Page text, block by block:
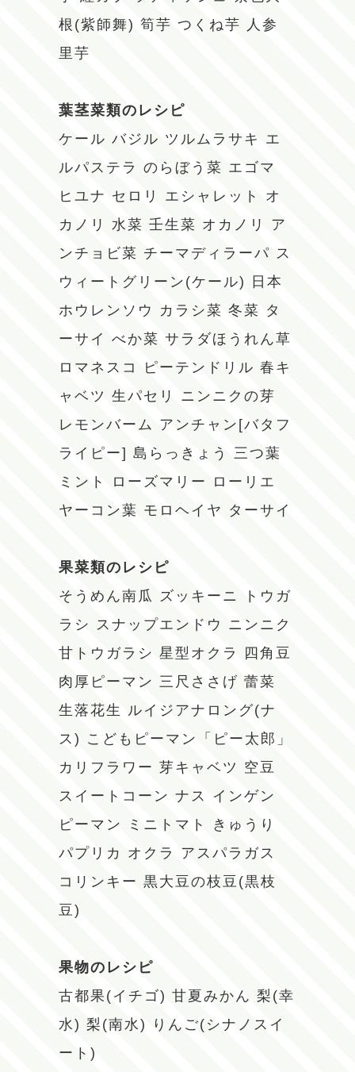
根(紫師舞) 筍芋 つくね芋
人参
里芋
葉茎菜類のレシピ
ケール バジル ツルムラサキ エ
ルパステラ のらぼう菜 エゴマ
ヒユナ セロリ エシャレット
オ
カノリ
水菜 壬生菜 オカノリ
ア
ンチョビ菜 チーマディラーパ ス
ウィートグリーン(ケール)
日本
ホウレンソウ
カラシ菜 冬菜 タ
ーサイ べか菜 サラダほうれん草
ロマネスコ
ピーテンドリル 春キ
ャベツ 生パセリ
ニンニクの芽
レモンバーム アンチャン[バタフ
ライピー] 島らっきょう
三つ葉
ミント
ローズマリー
ローリエ
ヤーコン葉 モロヘイヤ ターサイ
果菜類のレシピ
そうめん南瓜
ズッキーニ
トウガ
ラシ
スナップエンドウ ニンニク
甘トウガラシ 星型オクラ
四角豆
肉厚ピーマン 三尺ささげ 蕾菜
生落花生
ルイジアナロング(ナ
ス) こどもピーマン「ピー太郎」
カリフラワー 芽キャベツ 空豆
スイートコーン ナス
インゲン
ピーマン
ミニトマト
きゅうり
パプリカ オクラ
アスパラガス
コリンキー 黒大豆の枝豆(黒枝
豆)
果物のレシピ
古都果(イチゴ) 甘夏みかん 梨(幸
水) 梨(南水)
りんご(シナノスイ
ート)